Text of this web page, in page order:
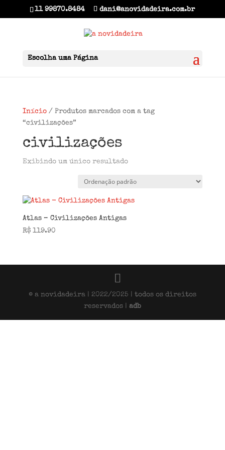
11 99870.8484 dani@anovidadeira.com.br
Escolha uma Página
Início/ Produtos marcados com a tag
“civilizações”
civilizações
Exibindo um único resultado
Atlas – Civilizações Antigas
R$119.90
© a novidadeira | 2022/2025 | todos os direitos
reservados | adb